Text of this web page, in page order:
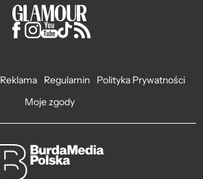
Reklama Regulamin
Polityka Prywatności
Moje zgody